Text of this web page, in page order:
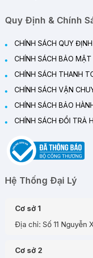
Quy Định & Chính
CHÍNH SÁCH QUY
CHÍNH SÁCH BẢO
CHÍNH SÁCH THANH
CHÍNH SÁCH VẬN
CHÍNH SÁCH BẢO
CHÍNH SÁCH ĐỔI TRẢ
Hệ Thống Đại Lý
Cơ sở 1
Địa chỉ: Số 11 Nguyễn
Cơ sở 2